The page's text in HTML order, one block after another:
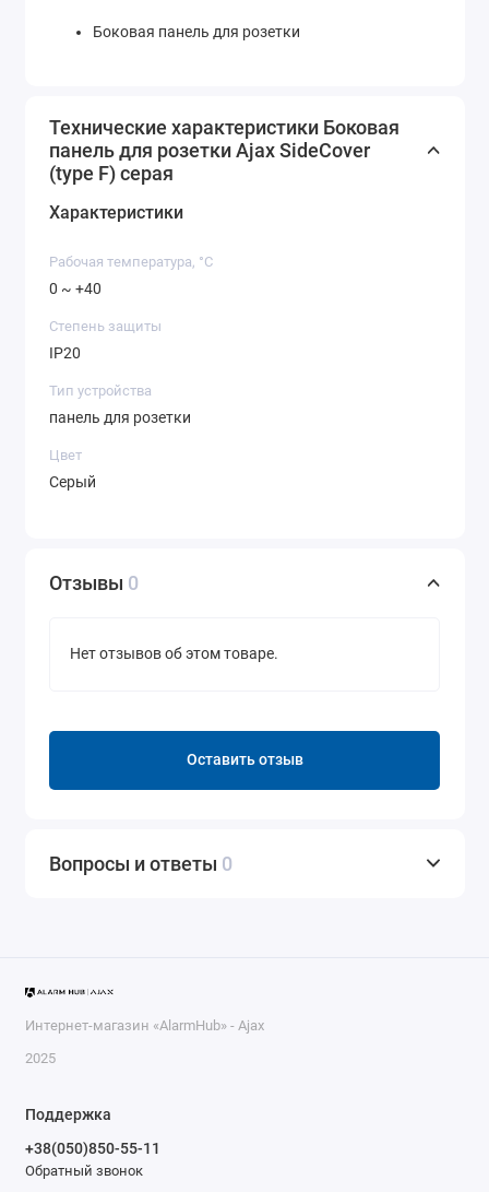
Боковая панель для розетки
Технические характеристики Боковая
панель для розетки Ajax SideCover
(type F) серая
Характеристики
Рабочая температура, °C
0 ~ +40
Степень защиты
IP20
Тип устройства
панель для розетки
Цвет
Серый
Отзывы 0
Нет отзывов об этом товаре.
Оставить отзыв
Вопросы и ответы 0
Интернет-магазин «AlarmHub» - Ajax
2025
Поддержка
+38(050)850-55-11
Обратный звонок